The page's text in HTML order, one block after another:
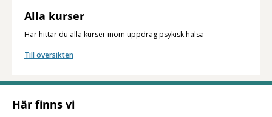
Alla kurser
Här hittar du alla kurser inom uppdrag psykisk hälsa
Till översikten
Här finns vi